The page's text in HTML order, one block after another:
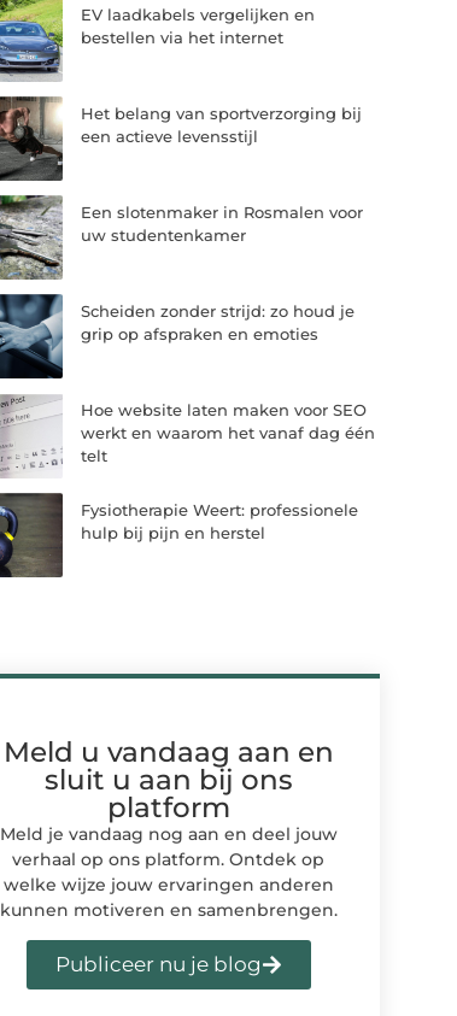
EV laadkabels vergelijken en
bestellen via het internet
Het belang van sportverzorging bij
een actieve levensstijl
Een slotenmaker in Rosmalen voor
uw studentenkamer
Scheiden zonder strijd: zo houd je
grip op afspraken en emoties
Hoe website laten maken voor SEO
werkt en waarom het vanaf dag één
telt
Fysiotherapie Weert: professionele
hulp bij pijn en herstel
Meld u vandaag aan en
sluit u aan bij ons
platform
Meld je vandaag nog aan en deel jouw
verhaal op ons platform. Ontdek op
welke wijze jouw ervaringen anderen
kunnen motiveren en samenbrengen.
Publiceer nu je blog